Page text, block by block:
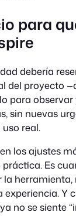
para
debería
del proyecto
para observar
sin nuevas
real.
los ajustes
Es
herramienta,
experiencia. Y
no se siente